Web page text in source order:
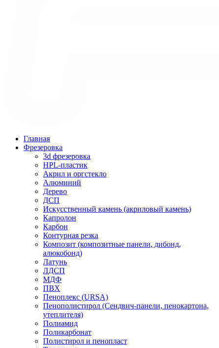
Главная
Фрезеровка
3d фрезеровка
HPL-пластик
Акрил и оргстекло
Алюминий
Дерево
ДСП
Искусственный камень (акриловый камень)
Капролон
Карбон
Контурная резка
Композит (композитные панели, дибонд,
алюкобонд)
Латунь
ЛДСП
МДФ
ПВХ
Пеноплекс (URSA)
Пенополистирол (Сендвич-панели, пенокартона,
утеплителя)
Полиамид
Поликарбонат
Полистирол и пенопласт